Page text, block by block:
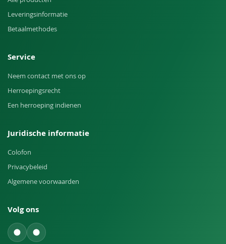
Leveringsinformatie
Betaalmethodes
Service
Neem contact met ons op
Herroepingsrecht
Een herroeping indienen
Juridische informatie
Colofon
Privacybeleid
Algemene voorwaarden
Volg ons